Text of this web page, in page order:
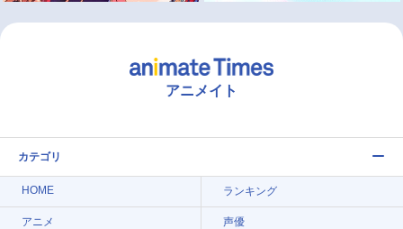
アニメイト
カテゴリ
HOME ランキング
アニメ 声優